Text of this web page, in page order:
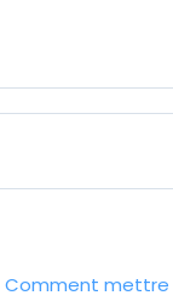
Comment mettre